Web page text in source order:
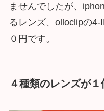
ませんでしたが、
るレンズ、olloclipの
０円です。
４種類のレンズが